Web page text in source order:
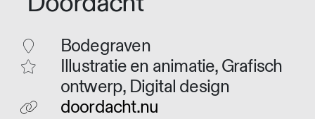
Bodegraven
Illustratie en animatie, Grafisch
ontwerp, Digital design
doordacht.nu